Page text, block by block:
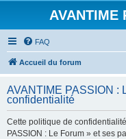
AVANTIME
FAQ
Accueil du forum
AVANTIME PASSION :
confidentialité
Cette politique de
PASSION : Le Forum » et ses